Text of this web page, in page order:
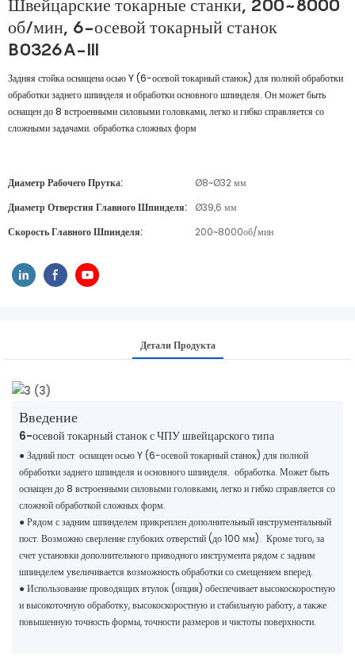
Швейцарские токарные станки, 200~8000
об/мин, 6-осевой токарный станок
B0326A-III
Задняя стойка оснащена осью Y (6-осевой токарный станок) для полной обработки
обработки заднего шпинделя и обработки основного шпинделя. Он может быть
оснащен до 8 встроенными силовыми головками, легко и гибко справляется со
сложными задачами. обработка сложных форм
Диаметр Рабочего Прутка:
Ø8~Ø32 мм
Диаметр Отверстия Главного Шпинделя:
Ø39,6 мм
Скорость Главного Шпинделя:
200~8000об/мин
Детали Продукта
Введение
6-осевой токарный станок с ЧПУ швейцарского типа
● Задний пост оснащен осью Y (6-осевой токарный станок) для полной
обработки заднего шпинделя и основного шпинделя. обработка. Может быть
оснащен до 8 встроенными силовыми головками, легко и гибко справляется со
сложной обработкой сложных форм.
● Рядом с задним шпинделем прикреплен дополнительный инструментальный
пост. Возможно сверление глубоких отверстий (до 100 мм). Кроме того, за
счет установки дополнительного приводного инструмента рядом с задним
шпинделем увеличивается возможность обработки со смещением вперед.
●Использование проводящих втулок (опция) обеспечивает высокоскоростную
и высокоточную обработку, высокоскоростную и стабильную работу, а также
повышенную точность формы, точности размеров и чистоты поверхности.